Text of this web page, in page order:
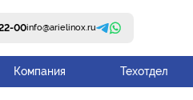
00info@arielinox.ru
Компания Техотдел